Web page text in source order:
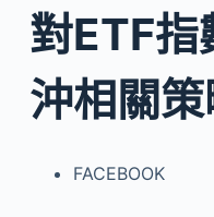
對ETF指
沖相關策
FACEBOOK